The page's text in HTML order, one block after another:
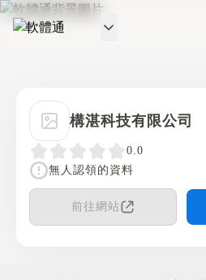
軟體通
構湛科技有限公司
0.0
無人認領的資料
前往網站